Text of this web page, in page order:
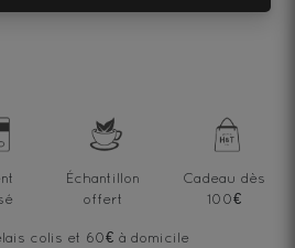
Échantillon
offert
Cadeau dès
100€
colis et 60€ à domicile